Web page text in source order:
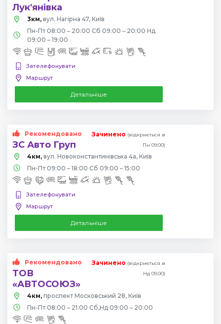
Лук'янівка
3км, вул. Нагірна 47, Київ
Пн-Пт 08:00 – 20:00 Сб 09:00 – 20:00 Нд
09:00 – 19:00
Зателефонувати
Маршрут
Детальніше
Рекомендовано
ЗС Авто Груп
Зачинено (відкриється в
Пн 09:00)
4км, вул. Новоконстантинівська 4а, Київ
Пн-Пт 09:00 – 18:00 Сб 09:00 – 15:00
Зателефонувати
Маршрут
Детальніше
Рекомендовано
ТОВ
«АВТОСОЮЗ»
Зачинено (відкриється в
Нд 09:00)
4км, проспект Московський 28, Київ
Пн-Пт 08:00 – 21:00 Сб,Нд 09:00 – 20:00